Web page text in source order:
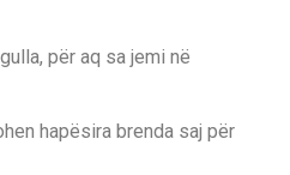
për aq sa jemi në
hapësira brenda saj për